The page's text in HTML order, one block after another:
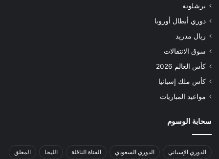
برشلونة
دوري أبطال أوروبا
ريال مدريد
سوق الانتقالات
كأس العالم 2026
كأس ملك إسبانيا
مواعيد المباريات
سحابة الوسوم
الدوري الإسباني الدوري السعودي القناة الناقلة الليجا المعلق